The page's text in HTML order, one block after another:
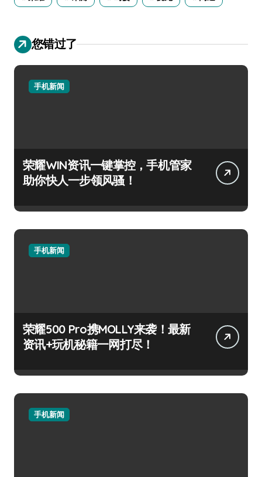
您错过了
手机新闻
荣耀WIN资讯一键掌控，手机管家
助你快人一步领风骚！
手机新闻
荣耀500 Pro携MOLLY来袭！最新
资讯+玩机秘籍一网打尽！
手机新闻